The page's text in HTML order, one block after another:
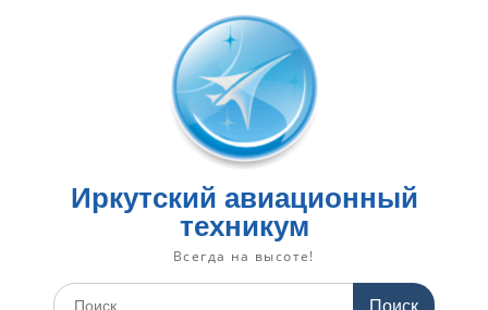
Иркутский авиационный
техникум
Всегда на высоте!
Искать: